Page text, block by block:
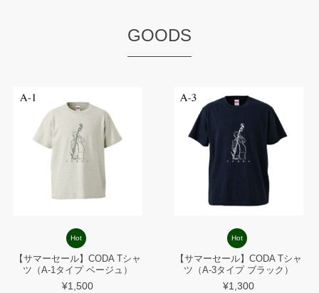
GOODS
Hot
【サマーセール】CODA Tシャ
ツ（A-1タイプ ベージュ）
¥1,500
Hot
【サマーセール】CODA Tシャ
ツ（A-3タイプ ブラック）
¥1,300